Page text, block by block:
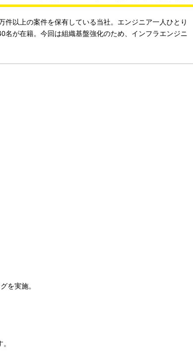
以上の案件を保有している当社。エンジニア一人ひとり
が在籍。今回は組織基盤強化のため、インフラエンジニ
を実施。